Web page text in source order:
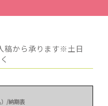
稿から承ります※土日
/納期表